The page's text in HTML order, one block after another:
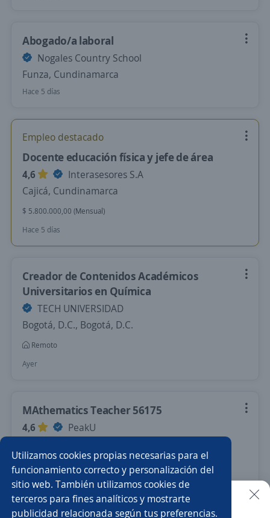
Utilizamos cookies propias necesarias para el
funcionamiento correcto y personalización del
sitio web. También utilizamos cookies de
terceros para fines analíticos y mostrarte
publicidad relacionada según tus preferencias.
Abogado/a laboral
Nogales Country School
Funza, Cundinamarca
Hace 5 días
Empleo destacado
Docente educación física y jefe de área
4,6
Interasesores S.A
Cajicá, Cundinamarca
$ 5.800.000,00 (Mensual)
Hace 5 días
Creador de Contenidos Académicos
Universitarios en Química
TECH UNIVERSIDAD
Bogotá, D.C., Bogotá, D.C.
Remoto
Ayer
MAthematics Teacher 56175
4,6
PeakU
Remoto
Hace 2 días
Buscar es más fácil en la app